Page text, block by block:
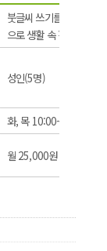
붓글씨 쓰기를 통해 심신
으로 생활 속 활기 찾기
성인(5명)
화, 목 10:00~12:00
월 25,000원